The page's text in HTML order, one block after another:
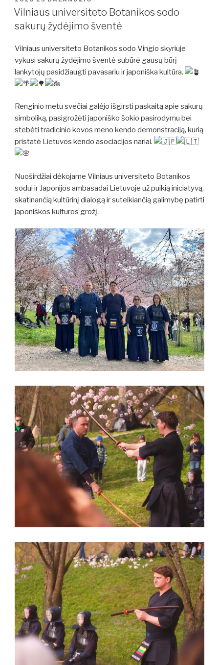
Vilniaus universiteto Botanikos sodo
sakurų žydėjimo šventė
Vilniaus universiteto Botanikos sodo Vingio skyriuje
vykusi sakurų žydėjimo šventė subūrė gausų būrį
lankytojų pasidžiaugti pavasariu ir japoniška kultūra.
Renginio metu svečiai galėjo išgirsti paskaitą apie sakurų
simboliką, pasigrožėti japoniško šokio pasirodymu bei
stebėti tradicinio kovos meno kendo demonstraciją, kurią
pristatė Lietuvos kendo asociacijos nariai.
Nuoširdžiai dėkojame Vilniaus universiteto Botanikos
sodui ir Japonijos ambasadai Lietuvoje už puikią iniciatyvą,
skatinančią kultūrinį dialogą ir suteikiančią galimybę patirti
japoniškos kultūros grožį.